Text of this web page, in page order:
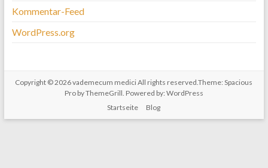
Kommentar-Feed
WordPress.org
Copyright © 2026vademecum mediciAll rights reserved.Theme:Spacious
Proby ThemeGrill. Powered by: WordPress
Startseite
Blog